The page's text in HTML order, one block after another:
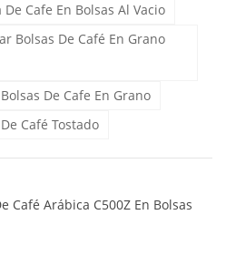
Cafe En Bolsas Al Vacio
Bolsas De Café En Grano
De Cafe En Grano
Café Tostado
Café Arábica C500Z En Bolsas